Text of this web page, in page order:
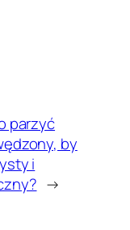
parzyć
by
i
→